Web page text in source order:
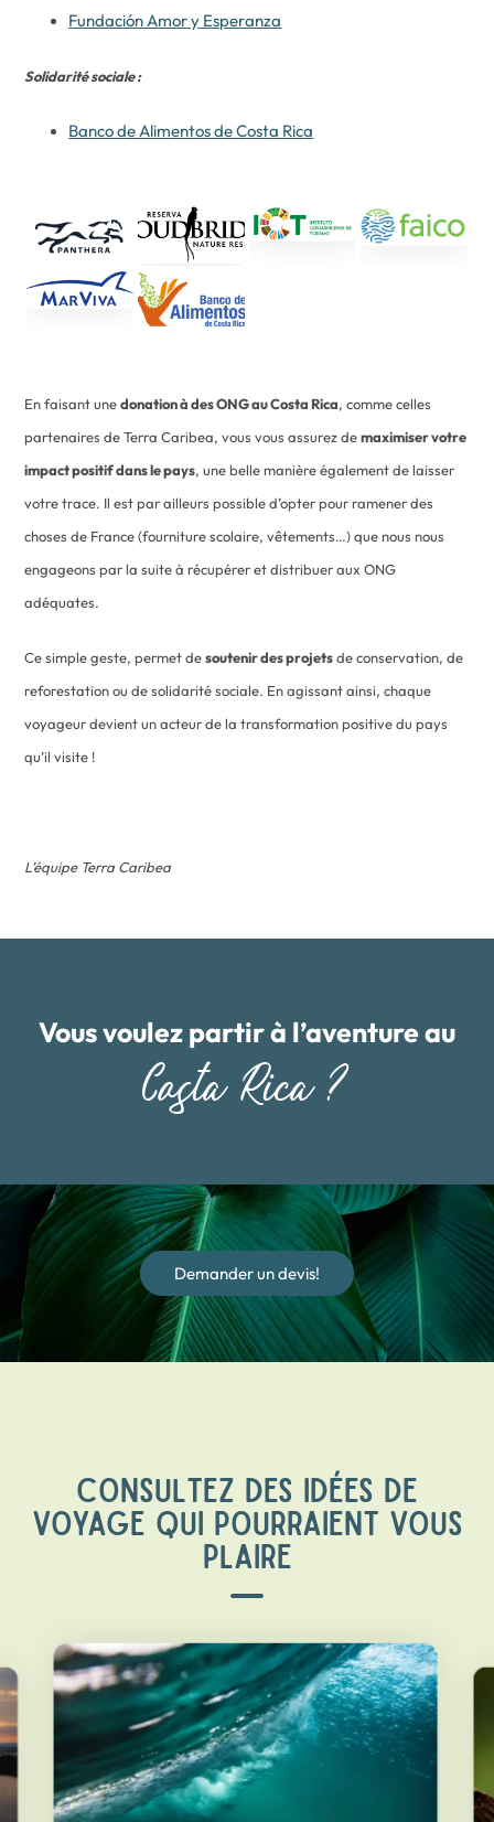
Fundación Amor y Esperanza
Solidarité sociale :
Banco de Alimentos de Costa Rica
En faisant unedonation à des ONG au Costa Rica, comme celles
partenaires de Terra Caribea, vous vous assurez demaximiser votre
impact positif dans le pays, une belle manière également de laisser
votre trace. Il est par ailleurs possible d’opter pour ramener des
choses de France (fourniture scolaire, vêtements…) que nous nous
engageons par la suite à récupérer et distribuer aux ONG
adéquates.
Ce simple geste, permet desoutenir des projetsde conservation, de
reforestation ou de solidarité sociale. En agissant ainsi, chaque
voyageur devient un acteur de la transformation positive du pays
qu’il visite !
L’équipe Terra Caribea
Vous voulez partir à l’aventure au
Costa Rica ?
Demander un devis!
CONSULTEZ DES IDÉES DE
VOYAGE QUI POURRAIENT VOUS
PLAIRE